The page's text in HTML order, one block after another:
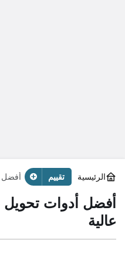
الرئيسية تقييم
أفضل
أفضل أدوات
عالية